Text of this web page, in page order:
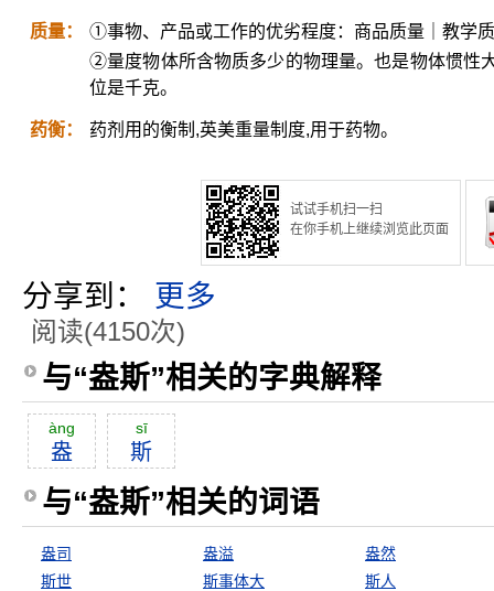
质量：
①事物、产品或工作的优劣程度：商品质量｜教学
②量度物体所含物质多少的物理量。也是物体惯性
位是千克。
药衡： 药剂用的衡制,英美重量制度,用于药物。
试试手机扫一扫
在你手机上继续浏览此页面
分享到： 更多
阅读(4150次)
与“盎斯”相关的字典解释
àng
盎
sī
斯
与“盎斯”相关的词语
盎司 盎溢
盎然
斯世
斯事体大 斯人